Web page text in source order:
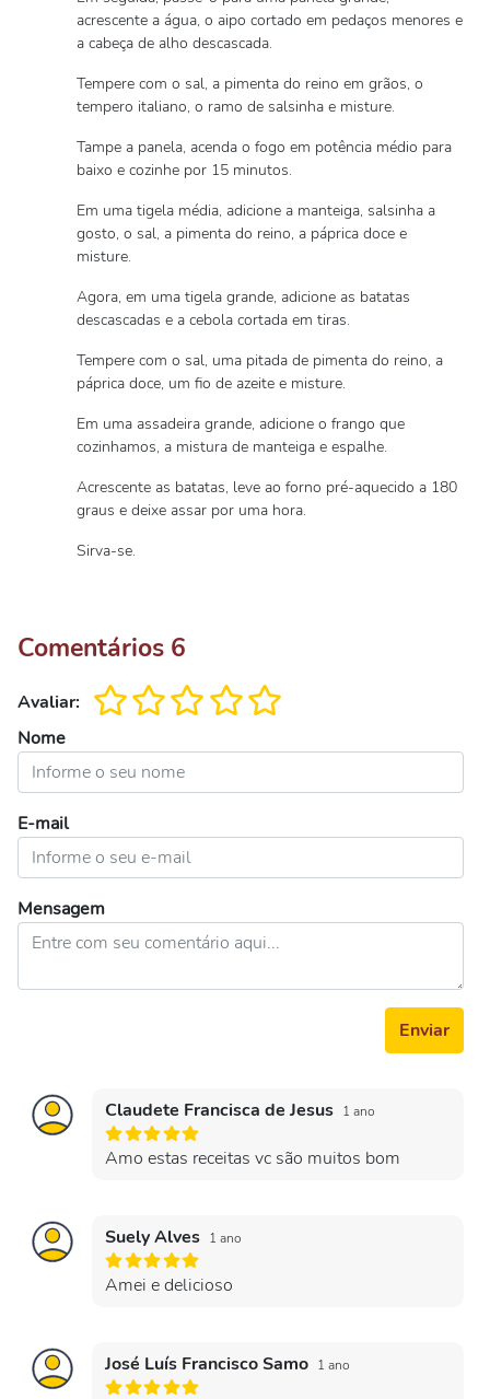
acrescente a água, o aipo cortado em pedaços menores e
a cabeça de alho descascada.
Tempere com o sal, a pimenta do reino em grãos, o
tempero italiano, o ramo de salsinha e misture.
Tampe a panela, acenda o fogo em potência médio para
baixo e cozinhe por 15 minutos.
Em uma tigela média, adicione a manteiga, salsinha a
gosto, o sal, a pimenta do reino, a páprica doce e
misture.
Agora, em uma tigela grande, adicione as batatas
descascadas e a cebola cortada em tiras.
Tempere com o sal, uma pitada de pimenta do reino, a
páprica doce, um fio de azeite e misture.
Em uma assadeira grande, adicione o frango que
cozinhamos, a mistura de manteiga e espalhe.
Acrescente as batatas, leve ao forno pré-aquecido a 180
graus e deixe assar por uma hora.
Sirva-se.
Comentários 6
Avaliar:
Nome
E-mail
Mensagem
Enviar
Claudete Francisca de Jesus 1 ano
Amo estas receitas vc são muitos bom
Suely Alves 1 ano
Amei e delicioso
José Luís Francisco Samo 1 ano